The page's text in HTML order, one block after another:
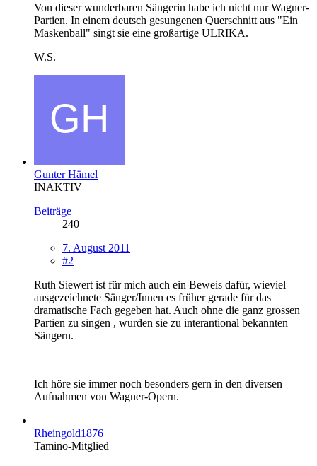
Von dieser wunderbaren Sängerin habe ich nicht nur Wagner-
Partien. In einem deutsch gesungenen Querschnitt aus "Ein
Maskenball" singt sie eine großartige ULRIKA.
W.S.
Gunter Hämel
INAKTIV
Beiträge
240
7. August 2011
#2
Ruth Siewert ist für mich auch ein Beweis dafür, wieviel
ausgezeichnete Sänger/Innen es früher gerade für das
dramatische Fach gegeben hat. Auch ohne die ganz grossen
Partien zu singen , wurden sie zu interantional bekannten
Sängern.
Ich höre sie immer noch besonders gern in den diversen
Aufnahmen von Wagner-Opern.
Rheingold1876
Tamino-Mitglied